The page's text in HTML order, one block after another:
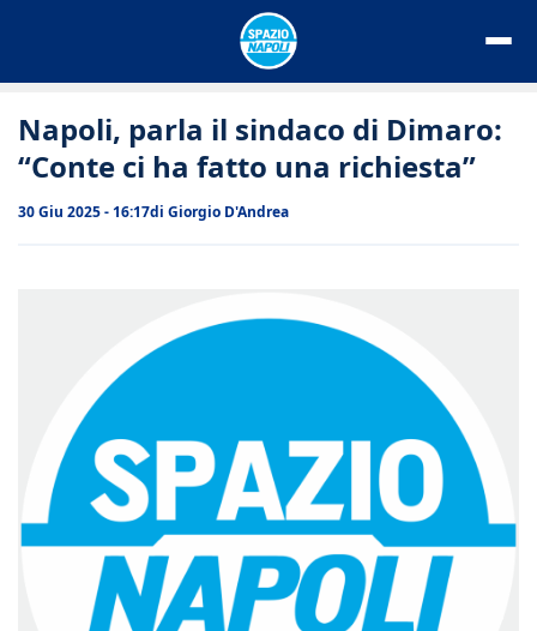
Napoli, parla il sindaco di Dimaro:
“Conte ci ha fatto una richiesta”
30 Giu 2025 - 16:17di Giorgio D'Andrea